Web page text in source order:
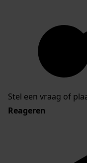
Stel een vraag of
Reageren